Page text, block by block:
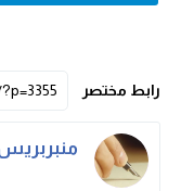
رابط مختصر